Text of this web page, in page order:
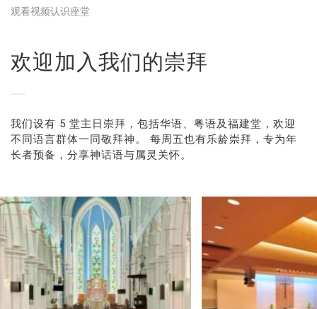
观看视频认识座堂
欢迎加入我们的崇拜
我们设有 5 堂主日崇拜，包括华语、粤语及福建堂，欢迎
不同语言群体一同敬拜神。 每周五也有乐龄崇拜，专为年
长者预备，分享神话语与属灵关怀。